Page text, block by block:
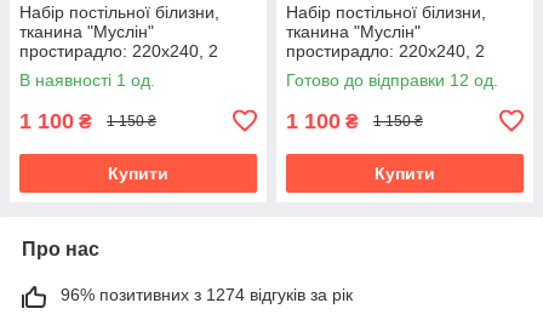
Набір постільної білизни,
тканина "Муслін"
простирадло: 220х240, 2
наволочки 50х70, підковдра
200х230
В наявності 1 од.
1 100 ₴ 1 150 ₴
Купити
Набір постільної білизни,
тканина "Муслін"
простирадло: 220х240, 2
наволочки 50х70, підковдра
200х230
Готово до відправки 12 од.
1 100 ₴ 1 150 ₴
Купити
Про нас
96% позитивних з 1274 відгуків за рік